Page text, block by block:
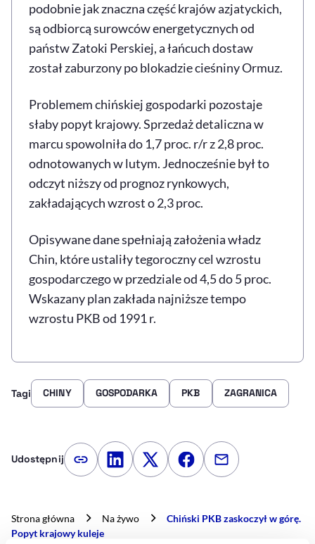
podobnie jak znaczna część krajów azjatyckich,
są odbiorcą surowców energetycznych od
państw Zatoki Perskiej, a łańcuch dostaw
został zaburzony po blokadzie cieśniny Ormuz.
Problemem chińskiej gospodarki pozostaje
słaby popyt krajowy. Sprzedaż detaliczna w
marcu spowolniła do 1,7 proc. r/r z 2,8 proc.
odnotowanych w lutym. Jednocześnie był to
odczyt niższy od prognoz rynkowych,
zakładających wzrost o 2,3 proc.
Opisywane dane spełniają założenia władz
Chin, które ustaliły tegoroczny cel wzrostu
gospodarczego w przedziale od 4,5 do 5 proc.
Wskazany plan zakłada najniższe tempo
wzrostu PKB od 1991 r.
Tagi CHINY GOSPODARKA PKB ZAGRANICA
Udostępnij Kopiuj link artykułu
Udostępnij na LinkedIn
Udostępnij na Twitterze
Udostępnij na
Udostępnij
Strona główna Na żywo
Chiński PKB zaskoczył w górę.
Popyt krajowy kuleje